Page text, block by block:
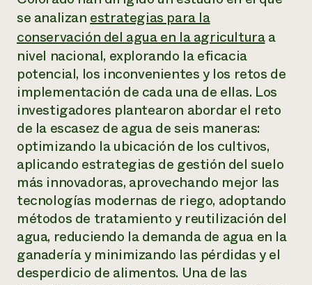
Informes anuales y financieros
Historias de impacto
Informe de
impacto 2024
LEER EL INFORME
Latinos en la agricultura
Sistemas alimentarios locales
Agricultura urbana
Las mujeres en la agricultura
Evento anual de reciclaje de productos electrónicos
Programa de descuentos de NorthWestern Energy
Servicios energéticos comerciales
Servicios energéticos residenciales
LIHEAP
Centro de intercambio de información AgriSolar
Blog
Podcasts
Publicaciones
Cursos cortos
Vídeos
Oportunidades de financiación
Noticias
Internship Hub
Buscar prácticas
Contratar a un becario
Asociaciones empresariales
Donaciones planificadas
Boletín
Consultas de los medios de comunicación
Todos
contribuyen a la
resiliencia de la
comunidad.
DONAR AHORA
se analizanestrategias para la
conservación del agua en la agriculturaa
nivel nacional, explorando la eficacia
potencial, los inconvenientes y los retos de
implementación de cada una de ellas. Los
investigadores plantearon abordar el reto
de la escasez de agua de seis maneras:
optimizando la ubicación de los cultivos,
aplicando estrategias de gestión del suelo
más innovadoras, aprovechando mejor las
tecnologías modernas de riego, adoptando
métodos de tratamiento y reutilización del
agua, reduciendo la demanda de agua en la
ganadería y minimizando las pérdidas y el
desperdicio de alimentos. Una de las